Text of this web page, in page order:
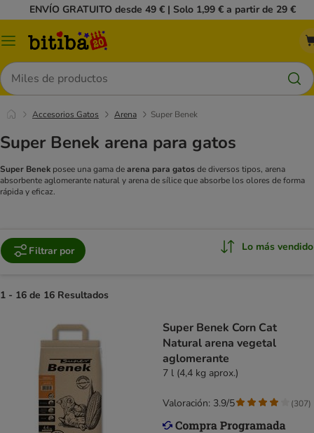
ENVÍO GRATUITO desde 49 € | Solo 1,99 € a partir de 29 €
Menú
Buscar
Accesorios Gatos Arena Super Benek
Super Benek arena para gatos
Super Benek posee una gama dearena para gatosde diversos tipos, arena
absorbente aglomerante natural y arena de sílice que absorbe los olores de forma
rápida y eficaz.
Filtrar por Lo más vendido
1 - 16 de 16 Resultados
Super Benek Corn Cat
Natural arena vegetal
aglomerante
7 l (4,4 kg aprox.)
Valoración: 3.9/5 (307)